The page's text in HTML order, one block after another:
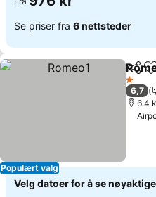
Se priser fra 6 nettsteder
Populært valg
Del
1
6,7
6.4
Velg datoer for å se